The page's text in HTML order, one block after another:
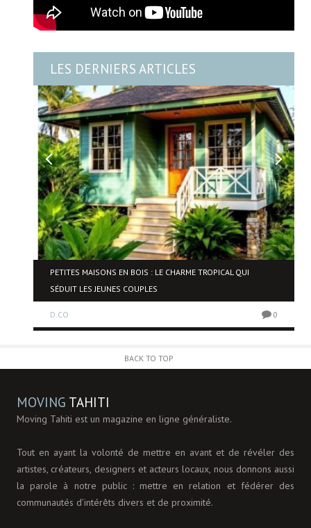
LES DERNIERS ARTICLES
PETITES MAISONS EN BOIS : LE CHARME TROPICAL QUI
SÉDUIT LES JEUNES COUPLES
D.CO 0
BACK TO TOP
MOVING TAHITI
Moving Tahiti est un magazine en ligne généraliste.
Tout en ayant la volonté de mettre en avant et de révéler des
artistes, créateurs, designers et acteurs locaux, nous donnons aussi
la parole à notre public : mettre en relation et fédérer des
communautés d’intérêts divers et de proximité.